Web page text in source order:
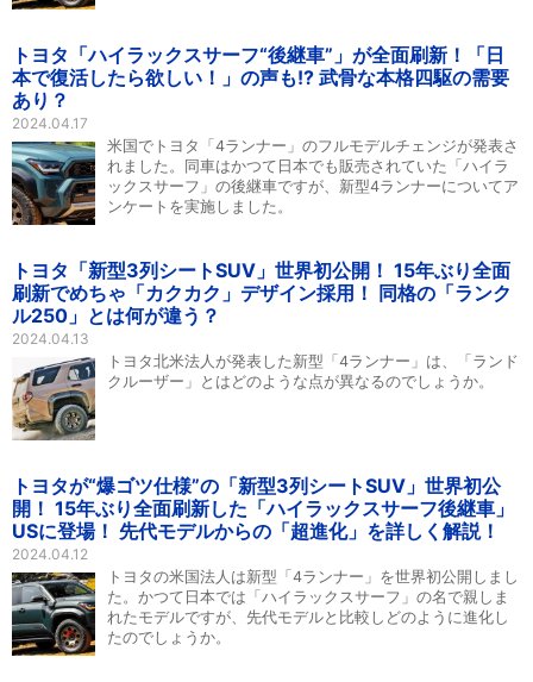
トヨタ「ハイラックスサーフ“後継車”」が全面刷新！「日
本で復活したら欲しい！」の声も!? 武骨な本格四駆の需要
あり？
2024.04.17
米国でトヨタ「4ランナー」のフルモデルチェンジが発表さ
れました。同車はかつて日本でも販売されていた「ハイラ
ックスサーフ」の後継車ですが、新型4ランナーについてア
ンケートを実施しました。
トヨタ「新型3列シートSUV」世界初公開！ 15年ぶり全面
刷新でめちゃ「カクカク」デザイン採用！ 同格の「ランク
ル250」とは何が違う？
2024.04.13
トヨタ北米法人が発表した新型「4ランナー」は、「ランド
クルーザー」とはどのような点が異なるのでしょうか。
トヨタが“爆ゴツ仕様”の「新型3列シートSUV」世界初公
開！ 15年ぶり全面刷新した「ハイラックスサーフ後継車」
USに登場！ 先代モデルからの「超進化」を詳しく解説！
2024.04.12
トヨタの米国法人は新型「4ランナー」を世界初公開しまし
た。かつて日本では「ハイラックスサーフ」の名で親しま
れたモデルですが、先代モデルと比較しどのように進化し
たのでしょうか。